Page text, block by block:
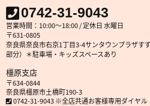
なお、当社は、サイト管理会社が提供す
お客様の個人データをサイト管理会社に
このように提供された個人データにつき
て管理されることとなります。
サイト管理会社は、そのサービスの改善
ルマガジンなどによる情報提供、お客様
0742-31-9043
営業時間：10:00～18:00 / 定休日 水曜日
〒631-0805
奈良県奈良市右京1丁目3-4サンタウンプラザす
部分）＊駐車場・キッズスペースあり
橿原支店
〒634-0844
奈良県橿原市土橋町190-3
0742-31-9043 ※全店共通お客様専用ダイヤル